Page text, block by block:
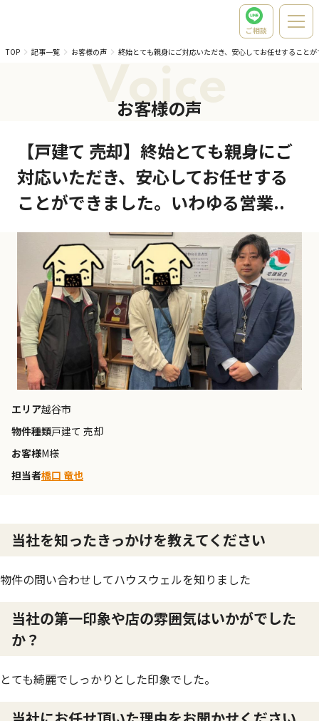
ご相談
TOP
記事一覧 お客様の声 終始とても親身にご対応いただき、安心してお任せすること
Voice
お客様の声
【戸建て 売却】終始とても親身にご
対応いただき、安心してお任せする
ことができました。いわゆる営業..
エリア越谷市
物件種類戸建て 売却
お客様M様
担当者橋口 竜也
当社を知ったきっかけを教えてください
物件の問い合わせしてハウスウェルを知りました
当社の第一印象や店の雰囲気はいかがでした
か？
とても綺麗でしっかりとした印象でした。